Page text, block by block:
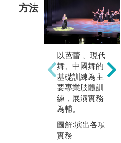
方法
以芭蕾 、現代
舞、中國舞的
基礎訓練為主
要專業肢體訓
練，展演實務
為輔。
圖解:演出各項
實務